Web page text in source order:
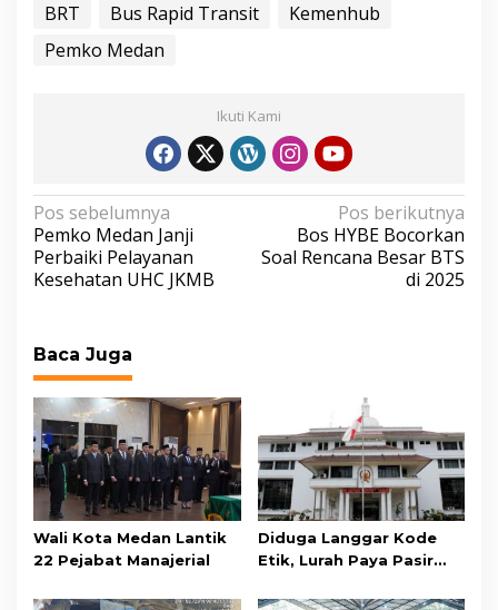
BRT Bus Rapid Transit
Kemenhub
Pemko Medan
Ikuti Kami
N
a
v
g
a
s
i
p
o
s
Pos sebelumnya
Pemko Medan Janji
Perbaiki Pelayanan
Kesehatan UHC JKMB
Pos berikutnya
Bos HYBE Bocorkan
Soal Rencana Besar BTS
di 2025
Baca Juga
Wali Kota Medan Lantik
22 Pejabat Manajerial
Diduga Langgar Kode
Etik, Lurah Paya Pasir